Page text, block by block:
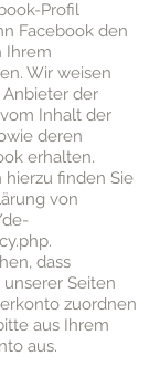
Profil
Facebook den
Ihrem
Wir weisen
Anbieter der
Inhalt der
deren
erhalten.
finden Sie
von
dass
Seiten
zuordnen
aus Ihrem
aus.